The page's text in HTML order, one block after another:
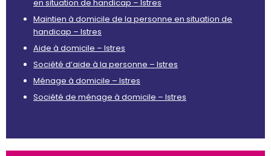
en situation de handicap – Istres
Maintien à domicile de la personne en situation de
handicap – Istres
Aide à domicile – Istres
Société d’aide à la personne – Istres
Ménage à domicile – Istres
Société de ménage à domicile – Istres